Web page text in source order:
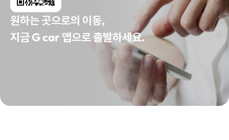
원하는 곳으로의 이동,
지금 G car 앱으로 출발하세요.